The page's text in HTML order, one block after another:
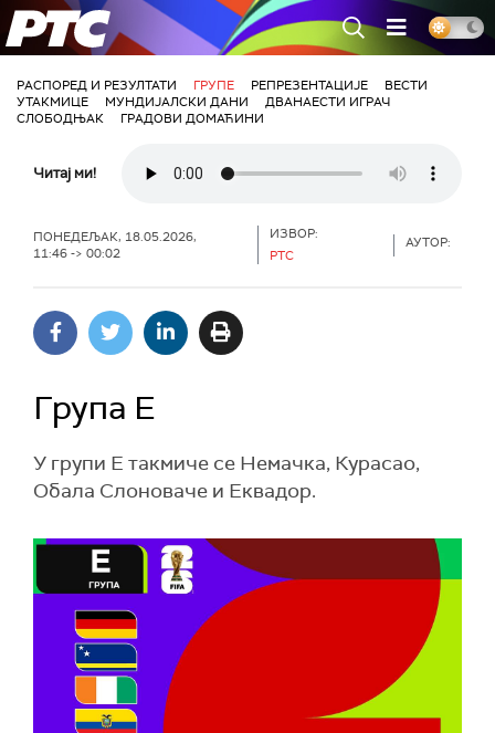
РТС
РАСПОРЕД И РЕЗУЛТАТИ ГРУПЕ РЕПРЕЗЕНТАЦИЈЕ
ВЕСТИ
УТАКМИЦЕ
МУНДИЈАЛСКИ ДАНИ
ДВАНАЕСТИ ИГРАЧ
СЛОБОДЊАК
ГРАДОВИ ДОМАЋИНИ
Читај ми!
ПОНЕДЕЉАК, 18.05.2026,
11:46 -> 00:02
ИЗВОР:
РТС
АУТОР:
Група Е
У групи Е такмиче се Немачка, Курасао,
Обала Слоноваче и Еквадор.